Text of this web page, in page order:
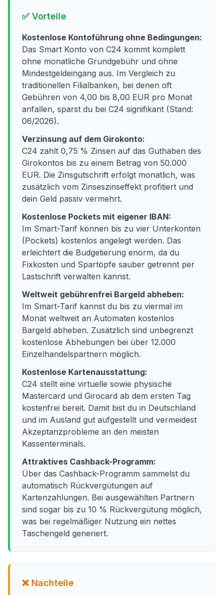
✅ Vorteile
Kostenlose Kontoführung ohne Bedingungen:
Das Smart Konto von C24 kommt komplett
ohne monatliche Grundgebühr und ohne
Mindestgeldeingang aus. Im Vergleich zu
traditionellen Filialbanken, bei denen oft
Gebühren von 4,00 bis 8,00 EUR pro Monat
anfallen, sparst du bei C24 signifikant (Stand:
06/2026).
Verzinsung auf dem Girokonto:
C24 zahlt 0,75 % Zinsen auf das Guthaben des
Girokontos bis zu einem Betrag von 50.000
EUR. Die Zinsgutschrift erfolgt monatlich, was
zusätzlich vom Zinseszinseffekt profitiert und
dein Geld passiv vermehrt.
Kostenlose Pockets mit eigener IBAN:
Im Smart-Tarif können bis zu vier Unterkonten
(Pockets) kostenlos angelegt werden. Das
erleichtert die Budgetierung enorm, da du
Fixkosten und Spartöpfe sauber getrennt per
Lastschrift verwalten kannst.
Weltweit gebührenfrei Bargeld abheben:
Im Smart-Tarif kannst du bis zu viermal im
Monat weltweit an Automaten kostenlos
Bargeld abheben. Zusätzlich sind unbegrenzt
kostenlose Abhebungen bei über 12.000
Einzelhandelspartnern möglich.
Kostenlose Kartenausstattung:
C24 stellt eine virtuelle sowie physische
Mastercard und Girocard ab dem ersten Tag
kostenfrei bereit. Damit bist du in Deutschland
und im Ausland gut aufgestellt und vermeidest
Akzeptanzprobleme an den meisten
Kassenterminals.
Attraktives Cashback-Programm:
Über das Cashback-Programm sammelst du
automatisch Rückvergütungen auf
Kartenzahlungen. Bei ausgewählten Partnern
sind sogar bis zu 10 % Rückvergütung möglich,
was bei regelmäßiger Nutzung ein nettes
Taschengeld generiert.
❌ Nachteile